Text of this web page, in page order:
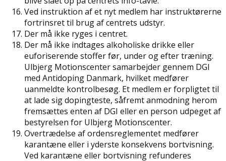
Ved instruktion af et nyt medlem har instruktørerne
fortrinsret til brug af centrets udstyr.
Der må ikke ryges i centret.
Der må ikke indtages alkoholiske drikke eller
euforiserende stoffer før, under og efter træning.
Ulbjerg Motionscenter samarbejder gennem DGI
med Antidoping Danmark, hvilket medfører
uanmeldte kontrolbesøg. Et medlem er forpligtet til
at lade sig dopingteste, såfremt anmodning herom
fremsættes enten af DGI eller en person udpeget af
bestyrelsen for Ulbjerg Motionscenter.
Overtrædelse af ordensreglementet medfører
karantæne eller i yderste konsekvens bortvisning.
Ved karantæne eller bortvisning refunderes